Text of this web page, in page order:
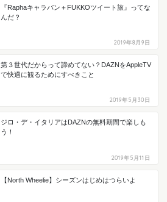
『Raphaキャラバン＋FUKKOツイート旅』ってな
んだ？
2019年8月9日
第３世代だからって諦めてない？DAZNをAppleTV
で快適に観るためにすべきこと
2019年5月30日
ジロ・デ・イタリアはDAZNの無料期間で楽しも
う！
2019年5月11日
【North Wheelie】シーズンはじめはつらいよ